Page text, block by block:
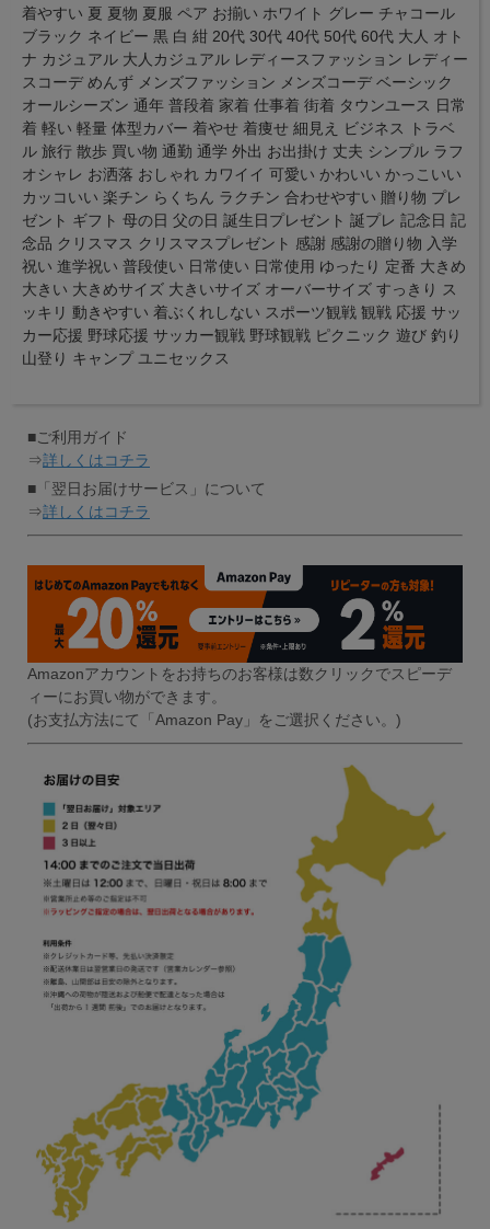
着やすい 夏 夏物 夏服 ペア お揃い ホワイト グレー チャコール
ブラック ネイビー 黒 白 紺 20代 30代 40代 50代 60代 大人 オト
ナ カジュアル 大人カジュアル レディースファッション レディー
スコーデ めんず メンズファッション メンズコーデ ベーシック
オールシーズン 通年 普段着 家着 仕事着 街着 タウンユース 日常
着 軽い 軽量 体型カバー 着やせ 着痩せ 細見え ビジネス トラベ
ル 旅行 散歩 買い物 通勤 通学 外出 お出掛け 丈夫 シンプル ラフ
オシャレ お洒落 おしゃれ カワイイ 可愛い かわいい かっこいい
カッコいい 楽チン らくちん ラクチン 合わせやすい 贈り物 プレ
ゼント ギフト 母の日 父の日 誕生日プレゼント 誕プレ 記念日 記
念品 クリスマス クリスマスプレゼント 感謝 感謝の贈り物 入学
祝い 進学祝い 普段使い 日常使い 日常使用 ゆったり 定番 大きめ
大きい 大きめサイズ 大きいサイズ オーバーサイズ すっきり ス
ッキリ 動きやすい 着ぶくれしない スポーツ観戦 観戦 応援 サッ
カー応援 野球応援 サッカー観戦 野球観戦 ピクニック 遊び 釣り
山登り キャンプ ユニセックス
■ご利用ガイド
⇒詳しくはコチラ
■「翌日お届けサービス」について
⇒詳しくはコチラ
Amazonアカウントをお持ちのお客様は数クリックでスピーデ
ィーにお買い物ができます。
(お支払方法にて「Amazon Pay」をご選択ください。)